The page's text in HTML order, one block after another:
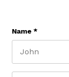
Name *